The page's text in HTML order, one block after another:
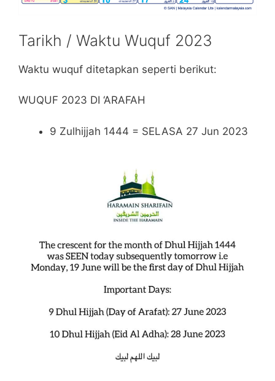
Tarikh / Waktu Wuquf 2023
Waktu wuquf ditetapkan seperti berikut:
WUQUF 2023 DI ‘ARAFAH
9 Zulhijjah 1444 = SELASA 27 Jun 2023